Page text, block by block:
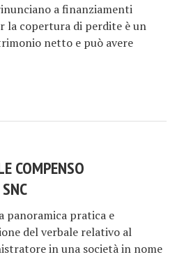
a finanziamenti
la copertura di perdite è un
netto e può avere
COMPENSO
panoramica pratica e
del verbale relativo al
in una società in nome